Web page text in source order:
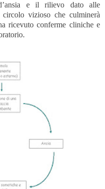
e il rilievo dato alle
circolo vizioso che culminerà
ricevuto conferme cliniche e